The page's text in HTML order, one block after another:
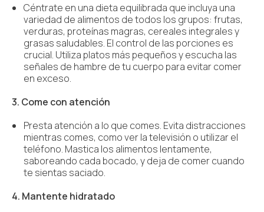
Céntrate en una dieta equilibrada que incluya una
variedad de alimentos de todos los grupos: frutas,
verduras, proteínas magras, cereales integrales y
grasas saludables. El control de las porciones es
crucial. Utiliza platos más pequeños y escucha las
señales de hambre de tu cuerpo para evitar comer
en exceso.
3. Come con atención
Presta atención a lo que comes. Evita distracciones
mientras comes, como ver la televisión o utilizar el
teléfono. Mastica los alimentos lentamente,
saboreando cada bocado, y deja de comer cuando
te sientas saciado.
4. Mantente hidratado